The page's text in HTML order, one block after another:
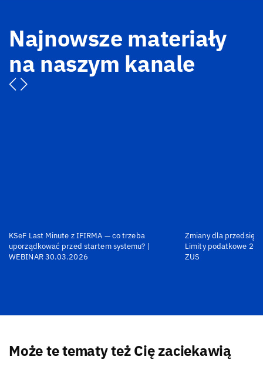
Najnowsze materiały
na naszym kanale
KSeF Last Minute z IFIRMA — co trzeba
uporządkować przed startem systemu? |
WEBINAR 30.03.2026
Zmiany dla
Limity podatkowe
ZUS
Może te tematy też Cię zaciekawią